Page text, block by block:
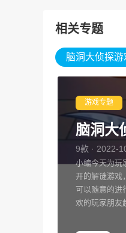
相关专题
脑洞大侦探游
游戏专题
脑洞大
9款 · 2022-
小编今天为玩
开的解谜游戏
可以随意的进
欢的玩家朋友